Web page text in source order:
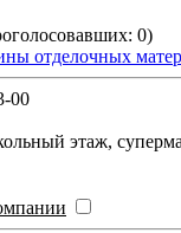
0)
отделочных
00
этаж,